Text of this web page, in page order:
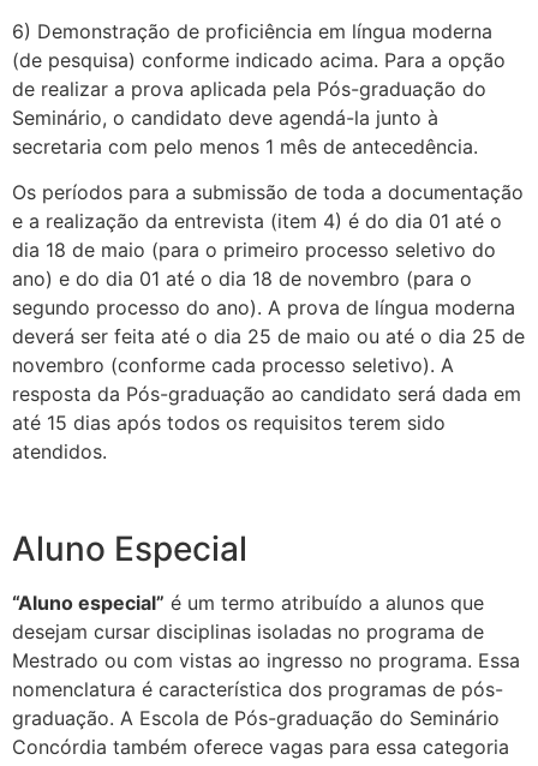
6) Demonstração de proficiência em língua moderna
(de pesquisa) conforme indicado acima. Para a opção
de realizar a prova aplicada pela Pós-graduação do
Seminário, o candidato deve agendá-la junto à
secretaria com pelo menos 1 mês de antecedência.
Os períodos para a submissão de toda a documentação
e a realização da entrevista (item 4) é do dia 01 até o
dia 18 de maio (para o primeiro processo seletivo do
ano) e do dia 01 até o dia 18 de novembro (para o
segundo processo do ano). A prova de língua moderna
deverá ser feita até o dia 25 de maio ou até o dia 25 de
novembro (conforme cada processo seletivo). A
resposta da Pós-graduação ao candidato será dada em
até 15 dias após todos os requisitos terem sido
atendidos.
Aluno Especial
“Aluno especial” é um termo atribuído a alunos que
desejam cursar disciplinas isoladas no programa de
Mestrado ou com vistas ao ingresso no programa. Essa
nomenclatura é característica dos programas de pós-
graduação. A Escola de Pós-graduação do Seminário
Concórdia também oferece vagas para essa categoria